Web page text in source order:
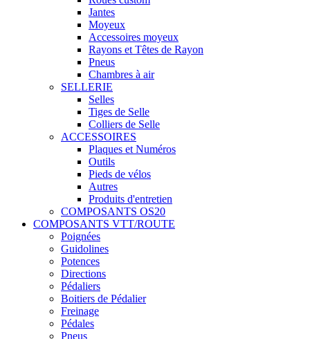
Jantes
Moyeux
Accessoires moyeux
Rayons et Têtes de Rayon
Pneus
Chambres à air
SELLERIE
Selles
Tiges de Selle
Colliers de Selle
ACCESSOIRES
Plaques et Numéros
Outils
Pieds de vélos
Autres
Produits d'entretien
COMPOSANTS OS20
COMPOSANTS VTT/ROUTE
Poignées
Guidolines
Potences
Directions
Pédaliers
Boitiers de Pédalier
Freinage
Pédales
Pneus